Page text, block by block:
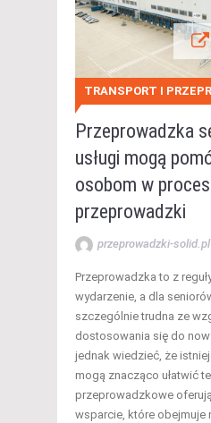
TRANSPORT I
Przeprowadzka
usługi mogą
osobom w
przeprowadzki
przeprowadzki-solid.pl
Przeprowadzka to z
wydarzenie, a dla
szczególnie trudna ze
dostosowania się do
jednak wiedzieć, że
mogą znacząco ułatwić
przeprowadzkowe
wsparcie, które obejmuje